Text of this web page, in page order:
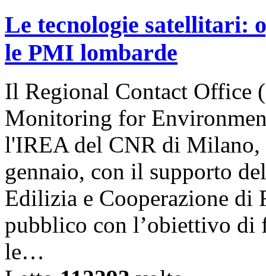
Le tecnologie satellitari:
le PMI lombarde
Il Regional Contact Office
Monitoring for
l'IREA del CNR di Milano,
gennaio, con il supporto
Edilizia e Cooperazione di
pubblico con l’obiettivo di
le…